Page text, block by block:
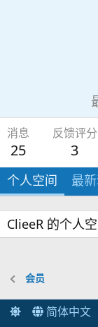
消息
25
反馈评分
3
个人空间 最
ClieeR 的个人
会员
简体中文